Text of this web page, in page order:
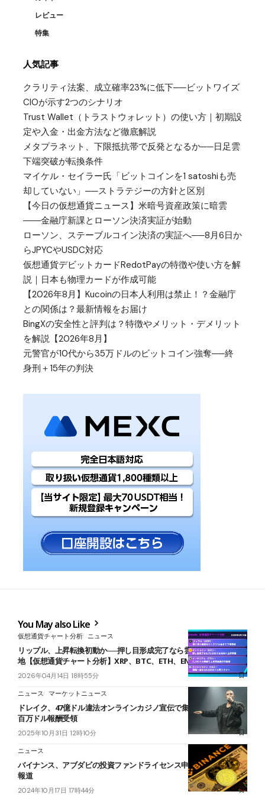
レビュー
特集
人気記事
クラリティ法案、成立確率23%に低下──ビットワイズ
CIOが示す2つのシナリオ
Trust Wallet（トラストウォレット）の使い方｜初期設
定や入金・出金方法など徹底解説
メタプラネット、下限抵抗帯で反発となるか──日足雲
下端突破が転換条件
マイケル・セイラー氏「ビットコインを1 satoshiも売
却していない」──ストラテジーの方針と区別
【今日の仮想通貨ニュース】米暗号資産政策に暗雲
――金融庁新課とローソン決済実証が始動
ローソン、ステーブルコイン決済の実証へ──8月6日か
らJPYCやUSDC対応
仮想通貨デビットカードRedotPayの特徴や使い方を解
説｜日本も物理カードが作成可能
【2026年8月】Kucoinの日本人利用は禁止！？金融庁
との関係は？最新情報をお届け
BingXの安全性と評判は？特徴やメリット・デメリット
を解説【2026年8月】
元警官が10代から35万ドルのビットコイン強奪──終
身刑＋15年の判決
You May also Like
仮想通貨チャート分析 ニュース
リップル、上昇転換初動か──押し目形成完了なら雲下端まで上値余
地【仮想通貨チャート分析】XRP、BTC、ETH、ENJ
2026年04月14日 18時55分
ニュース マーケットニュース
ドレイク、47億ドル違法オンラインカジノ宣伝で集団訴訟──年間数
百万ドル報酬受領
2025年10月31日 12時10分
ニュース
バイナンス、アブダビの投資ファンドライセンス申請を取り下げ＝
報道
2024年10月17日 17時44分